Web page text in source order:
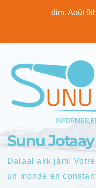
dim. Août
Sunu Jotaay
Dalaal akk jàm!
un monde en